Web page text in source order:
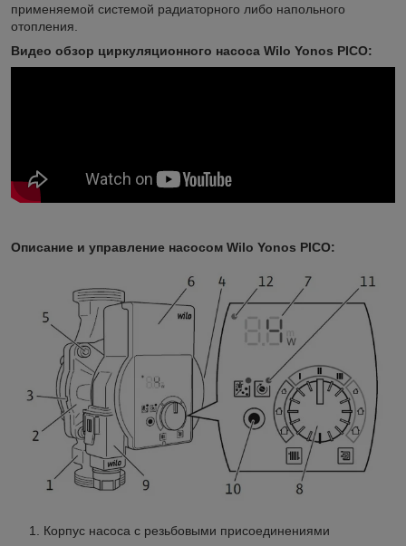
применяемой системой радиаторного либо напольного
отопления.
Видео обзор циркуляционного насоса Wilo Yonos PICO:
Описание и управление насосом Wilo Yonos PICO:
Корпус насоса с резьбовыми присоединениями